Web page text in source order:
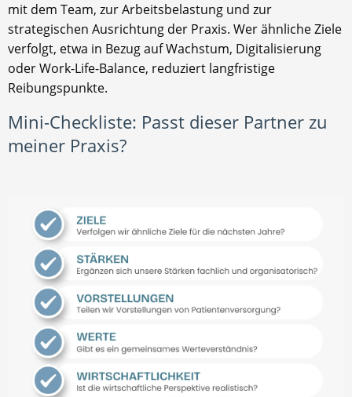
mit dem Team, zur Arbeitsbelastung und zur
strategischen Ausrichtung der Praxis. Wer ähnliche Ziele
verfolgt, etwa in Bezug auf Wachstum, Digitalisierung
oder Work-Life-Balance, reduziert langfristige
Reibungspunkte.
Mini-Checkliste: Passt dieser Partner zu
meiner Praxis?